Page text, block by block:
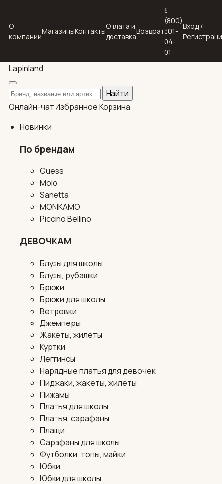
О
компании
МагазиныКонтакты
Оплата и
доставка
Возврат
8
(800)
301-
04-
01
Вход /
Lapinland
Поиск по каталогу
Найти
Онлайн-чатИзбранноеКорзина
Новинки
По брендам
Guess
Molo
Sanetta
MONIKAMO
Piccino Bellino
ДЕВОЧКАМ
Блузы для школы
Блузы, рубашки
Брюки
Брюки для школы
Ветровки
Джемперы
Жакеты, жилеты
Куртки
Леггинсы
Нарядные платья для девочек
Пиджаки, жакеты, жилеты
Пижамы
Платья для школы
Платья, сарафаны
Плащи
Сарафаны для школы
Футболки, топы, майки
Юбки
Юбки для школы